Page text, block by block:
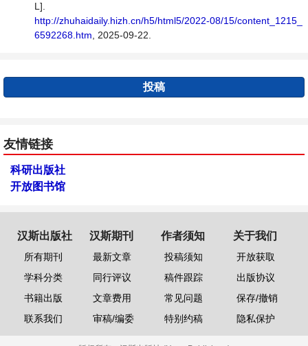
L].
http://zhuhaidaily.hizh.cn/h5/html5/2022-08/15/content_1215_
6592268.htm , 2025-09-22.
投稿
友情链接
科研出版社
开放图书馆
汉斯出版社
所有期刊
学科分类
书籍出版
联系我们
汉斯期刊
最新文章
同行评议
文章费用
审稿/编委
作者须知
投稿须知
稿件跟踪
常见问题
特别约稿
关于我们
开放获取
出版协议
保存/撤销
隐私保护